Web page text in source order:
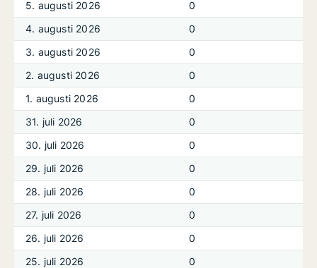
5. augusti 2026
0
4. augusti 2026
0
3. augusti 2026
0
2. augusti 2026
0
1. augusti 2026
0
31. juli 2026
0
30. juli 2026
0
29. juli 2026
0
28. juli 2026
0
27. juli 2026
0
26. juli 2026
0
25. juli 2026
0